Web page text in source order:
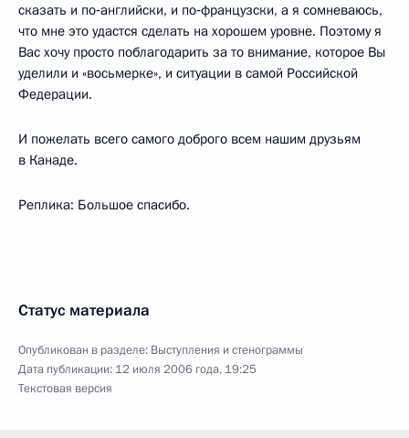
сказать и по‑английски, и по‑французски, а я сомневаюсь,
что мне это удастся сделать на хорошем уровне. Поэтому я
Вас хочу просто поблагодарить за то внимание, которое Вы
уделили и «восьмерке», и ситуации в самой Российской
Федерации.
И пожелать всего самого доброго всем нашим друзьям
в Канаде.
Реплика: Большое спасибо.
Статус материала
Опубликован в разделе: Выступления и стенограммы
Дата публикации: 12 июля 2006 года, 19:25
Текстовая версия